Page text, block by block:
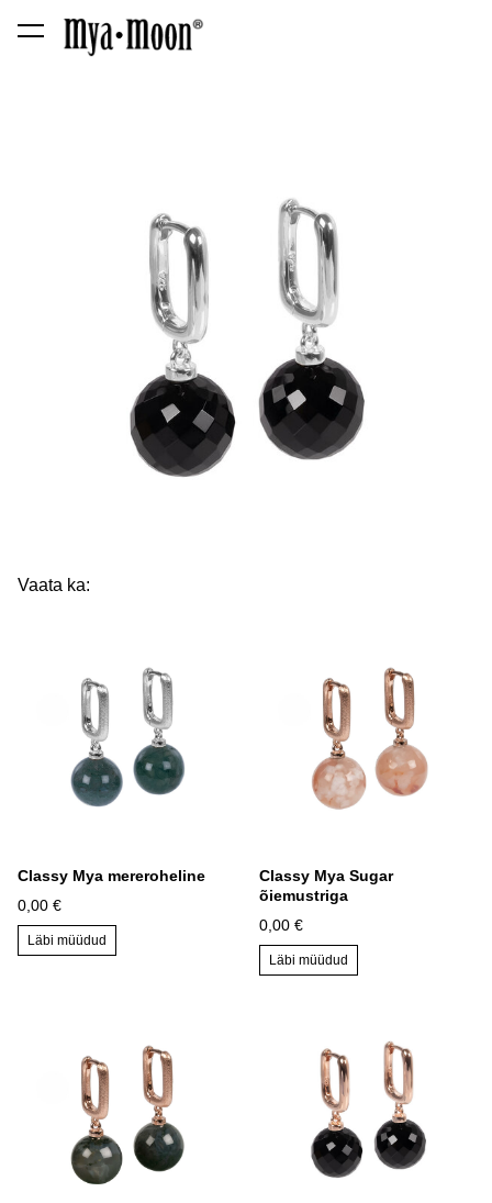
lisati ostukorvi.
Vaata ka:
Classy Mya mereroheline
0,00 €
Läbi müüdud
Classy Mya Sugar
õiemustriga
0,00 €
Läbi müüdud